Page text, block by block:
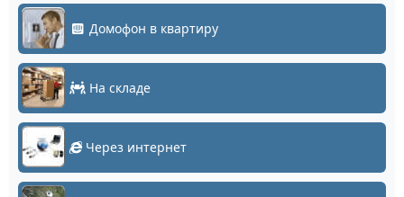
Домофон в квартиру
На складе
Через интернет